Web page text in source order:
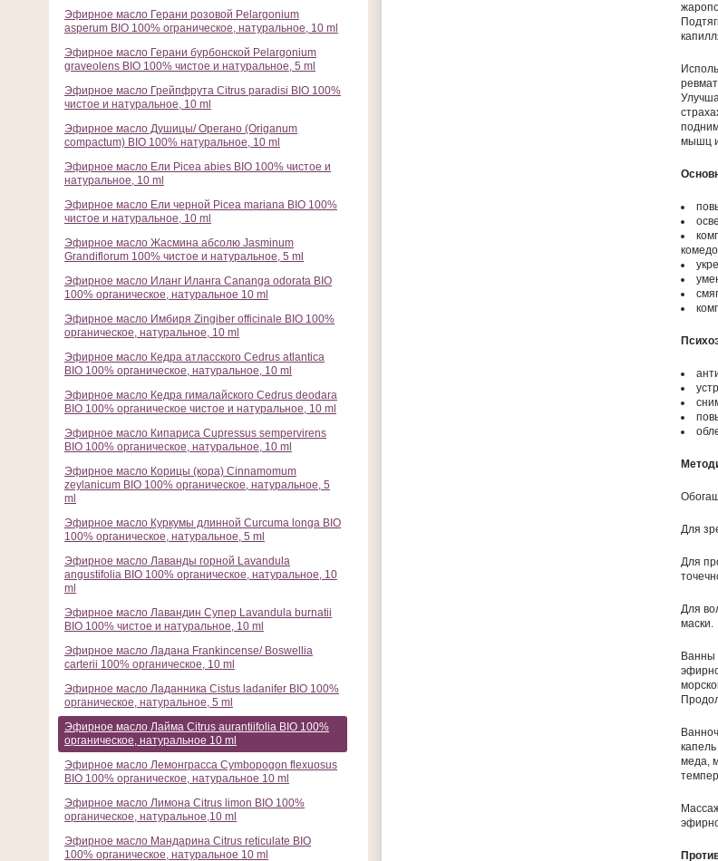
мышц и
Для
Для
Для
маски.
Ванны
меда,
Эфирное масло Герани розовой Pelargonium
asperum BIO 100% ограническое, натуральное, 10 ml
Эфирное масло Герани бурбонской Pelargonium
graveolens BIO 100% чистое и натуральное, 5 ml
Эфирное масло Грейпфрута Citrus paradisi BIO 100%
чистое и натуральное, 10 ml
Эфирное масло Душицы/ Орегано (Origanum
compactum) BIO 100% натуральное, 10 ml
Эфирное масло Ели Picea abies BIO 100% чистое и
натуральное, 10 ml
Эфирное масло Ели черной Picea mariana BIO 100%
чистое и натуральное, 10 ml
Эфирное масло Жасмина абсолю Jasminum
Grandiflorum 100% чистое и натуральное, 5 ml
Эфирное масло Иланг Иланга Cananga odorata BIO
100% органическое, натуральное 10 ml
Эфирное масло Имбиря Zingiber officinale BIO 100%
органическое, натуральное, 10 ml
Эфирное масло Кедра атласского Cedrus atlantica
BIO 100% органическое, натуральное, 10 ml
Эфирное масло Кедра гималайского Cedrus deodara
BIO 100% органическое чистое и натуральное, 10 ml
Эфирное масло Кипариса Cupressus sempervirens
BIO 100% органическое, натуральное, 10 ml
Эфирное масло Корицы (кора) Cinnamomum
zeylanicum BIO 100% органическое, натуральное, 5
ml
Эфирное масло Куркумы длинной Curcuma longa BIO
100% органическое, натуральное, 5 ml
Эфирное масло Лаванды горной Lavandula
angustifolia BIO 100% органическое, натуральное, 10
ml
Эфирное масло Лавандин Супер Lavandula burnatii
BIO 100% чистое и натуральное, 10 ml
Эфирное масло Ладана Frankincense/ Boswellia
carterii 100% органическое, 10 ml
Эфирное масло Ладанника Cistus ladanifer BIO 100%
органическое, натуральное, 5 ml
Эфирное масло Лайма Citrus aurantiifolia BIO 100%
органическое, натуральное 10 ml
Эфирное масло Лемонграсса Cymbopogon flexuosus
BIO 100% органическое, натуральное 10 ml
Эфирное масло Лимона Citrus limon BIO 100%
органическое, натуральное,10 ml
Эфирное масло Мандарина Citrus reticulate BIO
100% органическое, натуральное 10 ml